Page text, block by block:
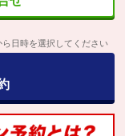
ら日時を選択してください